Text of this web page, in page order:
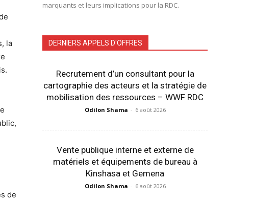
la
de
marquants et leurs implications pour la RDC.
DERNIERS APPELS D'OFFRES
Recrutement d’un consultant pour la
cartographie des acteurs et la stratégie de
mobilisation des ressources – WWF RDC
Odilon Shama - 6 août 2026
Vente publique interne et externe de
matériels et équipements de bureau à
Kinshasa et Gemena
Odilon Shama - 6 août 2026